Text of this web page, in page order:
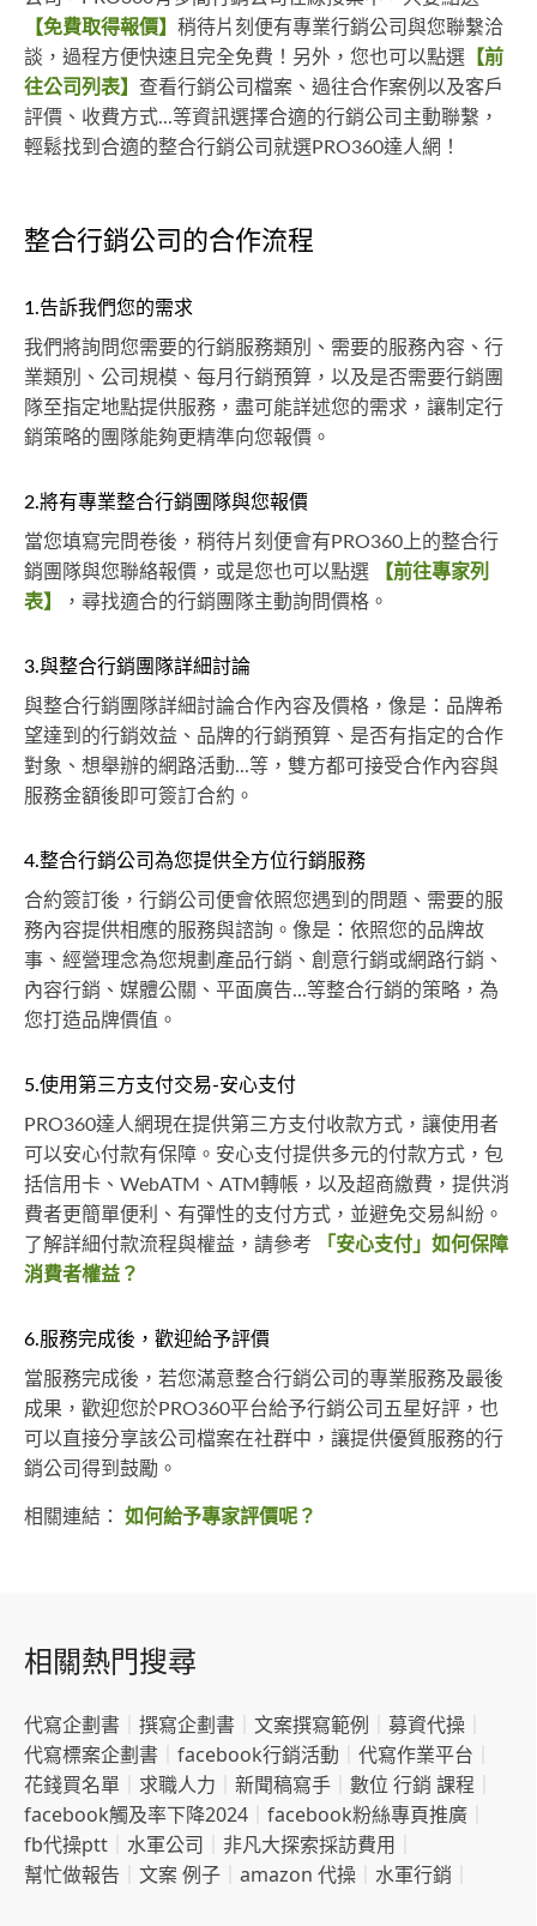
【免費取得報價】 稍待片刻便有專業行銷公司與您聯繫洽
談，過程方便快速且完全免費！另外，您也可以點選 【前
往公司列表】 查看行銷公司檔案、過往合作案例以及客戶
評價、收費方式...等資訊選擇合適的行銷公司主動聯繫，
輕鬆找到合適的整合行銷公司就選PRO360達人網！
整合行銷公司的合作流程
1.告訴我們您的需求
我們將詢問您需要的行銷服務類別、需要的服務內容、行
業類別、公司規模、每月行銷預算，以及是否需要行銷團
隊至指定地點提供服務，盡可能詳述您的需求，讓制定行
銷策略的團隊能夠更精準向您報價。
2.將有專業整合行銷團隊與您報價
當您填寫完問卷後，稍待片刻便會有PRO360上的整合行
銷團隊與您聯絡報價，或是您也可以點選
【前往專家列
表】
，尋找適合的行銷團隊主動詢問價格。
3.與整合行銷團隊詳細討論
與整合行銷團隊詳細討論合作內容及價格，像是：品牌希
望達到的行銷效益、品牌的行銷預算、是否有指定的合作
對象、想舉辦的網路活動...等，雙方都可接受合作內容與
服務金額後即可簽訂合約。
4.整合行銷公司為您提供全方位行銷服務
合約簽訂後，行銷公司便會依照您遇到的問題、需要的服
務內容提供相應的服務與諮詢。像是：依照您的品牌故
事、經營理念為您規劃產品行銷、創意行銷或網路行銷、
內容行銷、媒體公關、平面廣告...等整合行銷的策略，為
您打造品牌價值。
5.使用第三方支付交易-安心支付
PRO360達人網現在提供第三方支付收款方式，讓使用者
可以安心付款有保障。安心支付提供多元的付款方式，包
括信用卡、WebATM、ATM轉帳，以及超商繳費，提供消
費者更簡單便利、有彈性的支付方式，並避免交易糾紛。
了解詳細付款流程與權益，請參考 「安心支付」如何保障
消費者權益？
6.服務完成後，歡迎給予評價
當服務完成後，若您滿意整合行銷公司的專業服務及最後
成果，歡迎您於PRO360平台給予行銷公司五星好評，也
可以直接分享該公司檔案在社群中，讓提供優質服務的行
銷公司得到鼓勵。
相關連結： 如何給予專家評價呢？
相關熱門搜尋
代寫企劃書 撰寫企劃書 文案撰寫範例 募資代操
代寫標案企劃書
facebook行銷活動 代寫作業平台
花錢買名單
求職人力 新聞稿寫手 數位 行銷 課程
facebook觸及率下降2024
facebook粉絲專頁推廣
fb代操ptt
水軍公司 非凡大探索採訪費用
幫忙做報告
文案 例子 amazon 代操 水軍行銷